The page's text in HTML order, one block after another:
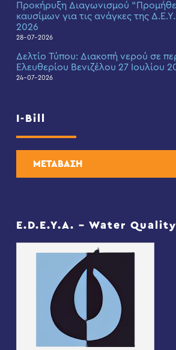
Προκήρυξη Διαγωνισμού
καυσίμων για τις ανάγκες της
2026
28-07-2026
Δελτίο Τύπου: Διακοπή νερού σε
Ελευθερίου Βενιζέλου 27 Ιουλίου
24-07-2026
I-Bill
ΜΕΤΑΒΑΣΗ
E.D.E.Y.A. – Water